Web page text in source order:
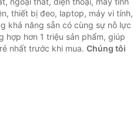
thiết bị đeo, laptop, máy vi tính,
khả năng sẵn có cùng sự nỗ lực
hợp hơn 1 triệu sản phẩm, giúp
nhất trước khi mua. Chúng tôi